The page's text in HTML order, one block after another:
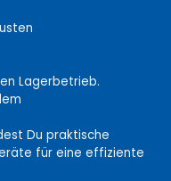
Lagerbetrieb.
Du praktische
für eine effiziente